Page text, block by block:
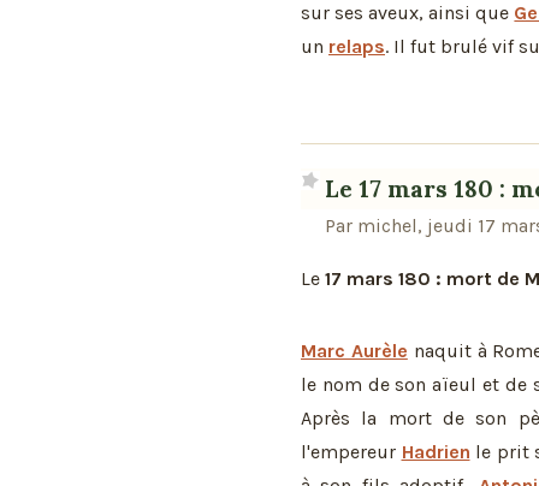
sur ses aveux, ainsi que
un relaps. Il fut brulé vif
Le 17 mars 180 :
Par michel, jeudi 17
Le 17 mars 180 : mort de
Marc Aurèle naquit à
le nom de son aïeul et de
Après la mort de son
l'empereur Hadrien le prit